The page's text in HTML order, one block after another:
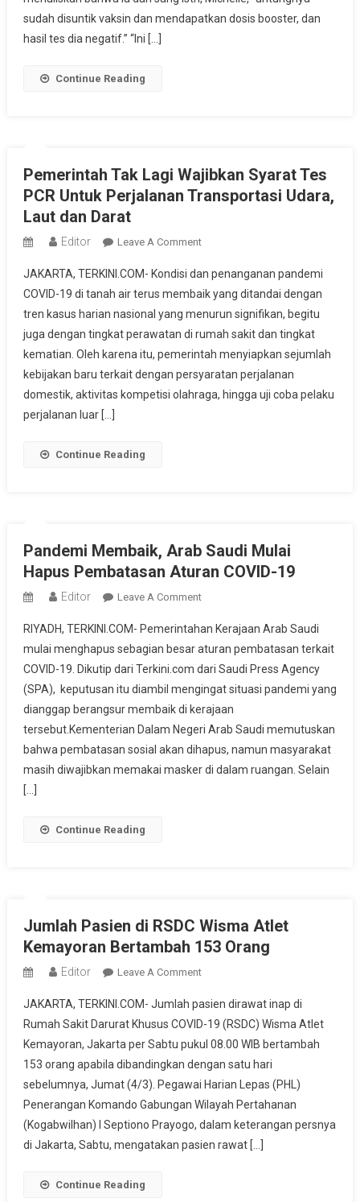
sudah disuntik vaksin dan mendapatkan dosis booster, dan
hasil tes dia negatif.” “Ini […]
Continue Reading
Pemerintah Tak Lagi Wajibkan Syarat Tes
PCR Untuk Perjalanan Transportasi Udara,
Laut dan Darat
Editor Leave A CommentOn
Tak
Lagi
Wajibkan
Syarat
Tes
PCR
Untuk
JAKARTA, TERKINI.COM- Kondisi dan penanganan pandemi
COVID-19 di tanah air terus membaik yang ditandai dengan
tren kasus harian nasional yang menurun signifikan, begitu
juga dengan tingkat perawatan di rumah sakit dan tingkat
kematian. Oleh karena itu, pemerintah menyiapkan sejumlah
kebijakan baru terkait dengan persyaratan perjalanan
domestik, aktivitas kompetisi olahraga, hingga uji coba pelaku
perjalanan luar […]
Continue Reading
Pandemi Membaik, Arab Saudi Mulai
Hapus Pembatasan Aturan COVID-19
Editor Leave A CommentOn
Membaik,
Arab
Saudi
Mulai
Hapus
Pembatasan
Aturan
COVID-
RIYADH, TERKINI.COM- Pemerintahan Kerajaan Arab Saudi
mulai menghapus sebagian besar aturan pembatasan terkait
COVID-19. Dikutip dari Terkini.com dari Saudi Press Agency
(SPA), keputusan itu diambil mengingat situasi pandemi yang
dianggap berangsur membaik di kerajaan
tersebut.Kementerian Dalam Negeri Arab Saudi memutuskan
bahwa pembatasan sosial akan dihapus, namun masyarakat
masih diwajibkan memakai masker di dalam ruangan. Selain
[…]
Continue Reading
Jumlah Pasien di RSDC Wisma Atlet
Kemayoran Bertambah 153 Orang
Editor Leave A CommentOn
Pasien
Di
RSDC
Wisma
Atlet
Kemayoran
Bertambah
153
JAKARTA, TERKINI.COM- Jumlah pasien dirawat inap di
Rumah Sakit Darurat Khusus COVID-19 (RSDC) Wisma Atlet
Kemayoran, Jakarta per Sabtu pukul 08.00 WIB bertambah
153 orang apabila dibandingkan dengan satu hari
sebelumnya, Jumat (4/3). Pegawai Harian Lepas (PHL)
Penerangan Komando Gabungan Wilayah Pertahanan
(Kogabwilhan) I Septiono Prayogo, dalam keterangan persnya
di Jakarta, Sabtu, mengatakan pasien rawat […]
Continue Reading